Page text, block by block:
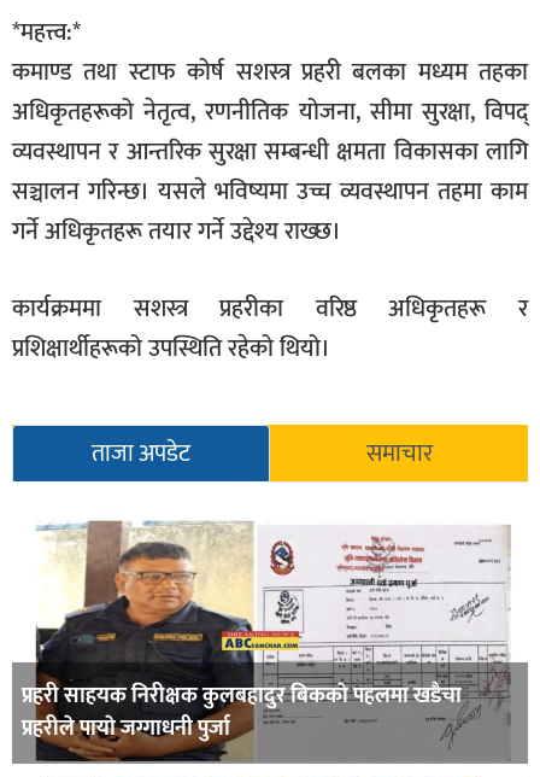
*महत्त्व:*
कमाण्ड तथा स्टाफ कोर्ष सशस्त्र प्रहरी बलका मध्यम तहका
अधिकृतहरूको नेतृत्व, रणनीतिक योजना, सीमा सुरक्षा, विपद्
व्यवस्थापन र आन्तरिक सुरक्षा सम्बन्धी क्षमता विकासका लागि
सञ्चालन गरिन्छ। यसले भविष्यमा उच्च व्यवस्थापन तहमा काम
गर्ने अधिकृतहरू तयार गर्ने उद्देश्य राख्छ।
कार्यक्रममा सशस्त्र प्रहरीका वरिष्ठ अधिकृतहरू र
प्रशिक्षार्थीहरूको उपस्थिति रहेको थियो।
ताजा अपडेट समाचार
प्रहरी साहयक निरीक्षक कुलबहादुर बिककाे पहलमा खडैचा
प्रहरीले पायाे जग्गाधनी पुर्जा